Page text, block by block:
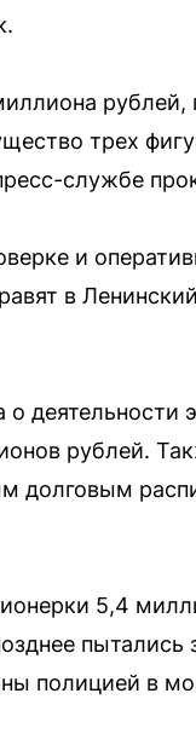
трех
службе
и
в
деятельности
рублей.
долговым
5,4
пытались
полицией в